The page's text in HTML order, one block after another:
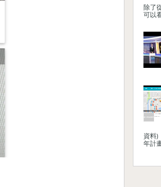
除了
可以
資料)
年計